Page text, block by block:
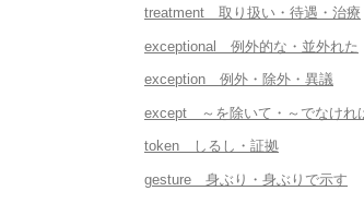
treatment 取り扱い・待遇・治療
exceptional 例外的な・並外れた
exception 例外・除外・異議
except ～を除いて・～でなけれ
token しるし・証拠
gesture 身ぶり・身ぶりで示す